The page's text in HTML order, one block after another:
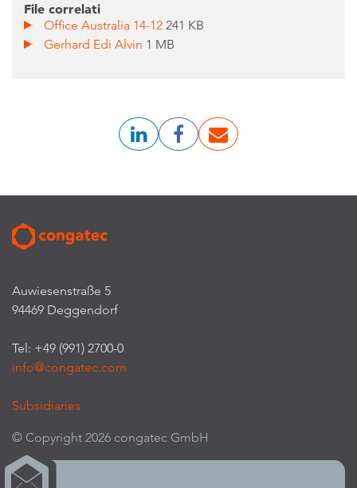
File correlati
Office Australia 14-12241 KB
Gerhard Edi Alvin 1 MB
Auwiesenstraße 5
94469 Deggendorf
Tel: +49 (991) 2700-0
info@congatec.com
Subsidiaries
© Copyright 2026 congatec GmbH